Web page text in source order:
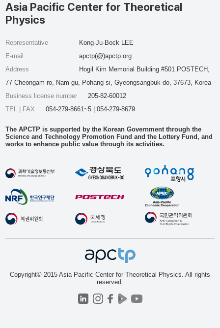
Asia Pacific Center for Theoretical
Physics
Representative
Kong-Ju-Bock LEE
E-mail
apctp(@)apctp.org
Address
Hogil Kim Memorial Building #501 POSTECH,
77 Cheongam-ro, Nam-gu, Pohang-si, Gyeongsangbuk-do, 37673, Korea
Business license number
205-82-60012
TEL | FAX
054-279-8661~5 | 054-279-8679
The APCTP is supported by the Korean Government through the
Science and Technology Promotion Fund and the Lottery Fund, and
works to enhance public value through its activities.
Copyright© 2015 Asia Pacific Center for Theoretical Physics. All rights
reserved.